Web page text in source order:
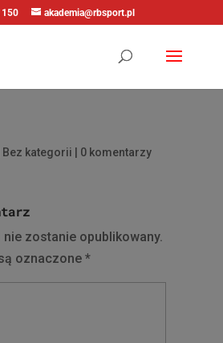
akademia@rbsport.pl
| Bez kategorii | 0 komentarzy
zostanie opublikowany.
oznaczone *